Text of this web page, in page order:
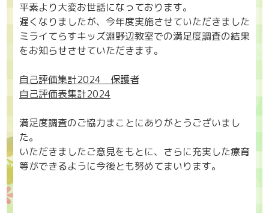
平素より大変お世話になっております。
遅くなりましたが、今年度実施させていただきました
ミライてらすキッズ淵野辺教室での満足度調査の結果
をお知らせさせていただきます。
自己評価集計2024 保護者
自己評価表集計2024
満足度調査のご協力まことにありがとうございまし
た。
いただきましたご意見をもとに、さらに充実した療育
等ができるように今後とも努めてまいります。